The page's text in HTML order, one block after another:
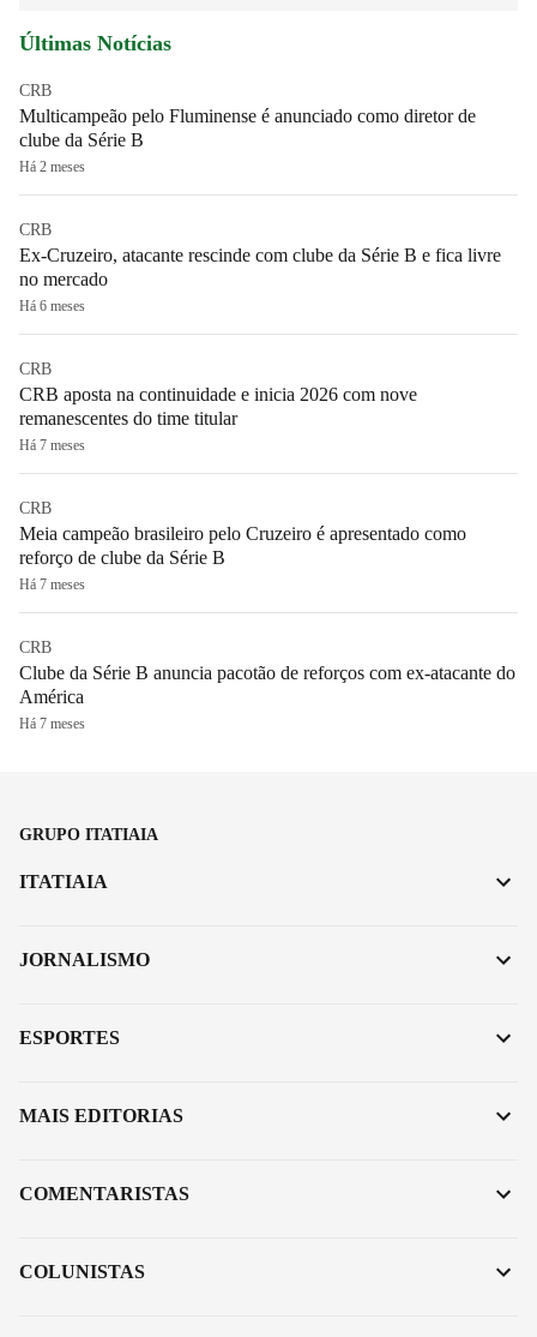
Últimas Notícias
CRB
Multicampeão pelo Fluminense é anunciado como diretor de
clube da Série B
Há 2 meses
CRB
Ex-Cruzeiro, atacante rescinde com clube da Série B e fica livre
no mercado
Há 6 meses
CRB
CRB aposta na continuidade e inicia 2026 com nove
remanescentes do time titular
Há 7 meses
CRB
Meia campeão brasileiro pelo Cruzeiro é apresentado como
reforço de clube da Série B
Há 7 meses
CRB
Clube da Série B anuncia pacotão de reforços com ex-atacante do
América
Há 7 meses
GRUPO ITATIAIA
ITATIAIA
JORNALISMO
ESPORTES
MAIS EDITORIAS
COMENTARISTAS
COLUNISTAS